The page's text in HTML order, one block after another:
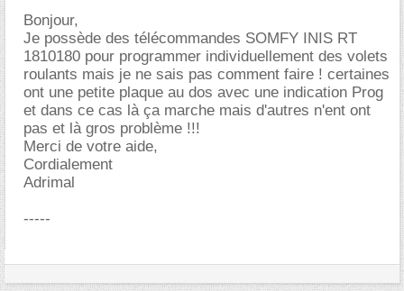
Bonjour,
Je possède des télécommandes SOMFY INIS RT
1810180 pour programmer individuellement des volets
roulants mais je ne sais pas comment faire ! certaines
ont une petite plaque au dos avec une indication Prog
et dans ce cas là ça marche mais d'autres n'ent ont
pas et là gros problème !!!
Merci de votre aide,
Cordialement
Adrimal
-----